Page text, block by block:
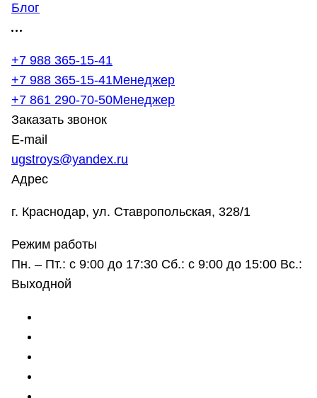
Блог
+7 988 365-15-41
+7 988 365-15-41Менеджер
+7 861 290-70-50Менеджер
Заказать звонок
E-mail
ugstroys@yandex.ru
Адрес
г. Краснодар, ул. Ставропольская, 328/1
Режим работы
Пн. – Пт.: с 9:00 до 17:30 Сб.: с 9:00 до 15:00 Вс.:
Выходной